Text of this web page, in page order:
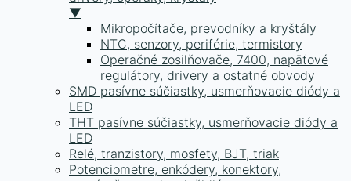
▼
Mikropočítače, prevodníky a kryštály
NTC, senzory, periférie, termistory
Operačné zosilňovače, 7400, napäťové
regulátory, drivery a ostatné obvody
SMD pasívne súčiastky, usmerňovacie diódy a
LED
THT pasívne súčiastky, usmerňovacie diódy a
LED
Relé, tranzistory, mosfety, BJT, triak
Potenciometre, enkódery, konektory,